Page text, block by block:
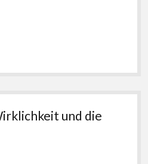
und die